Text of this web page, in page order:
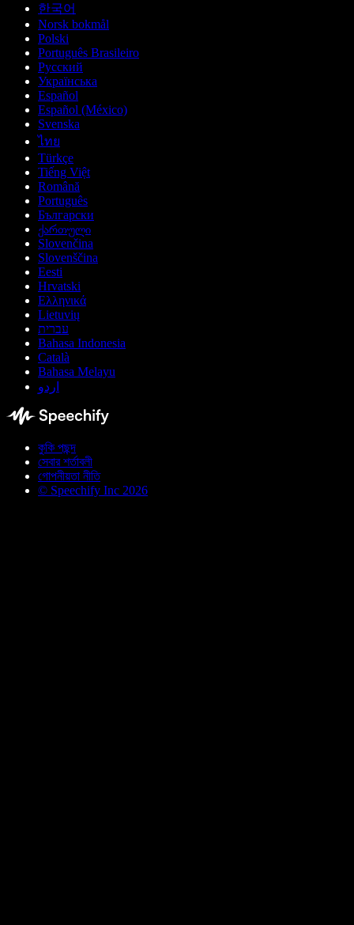
한국어
Norsk bokmål
Polski
Português Brasileiro
Русский
Українська
Español
Español (México)
Svenska
ไทย
Türkçe
Tiếng Việt
Română
Português
Български
ქართული
Slovenčina
Slovenščina
Eesti
Hrvatski
Ελληνικά
Lietuvių
עברית
Bahasa Indonesia
Català
Bahasa Melayu
اردو
কুকি পছন্দ
সেবার শর্তাবলী
গোপনীয়তা নীতি
© Speechify Inc 2026